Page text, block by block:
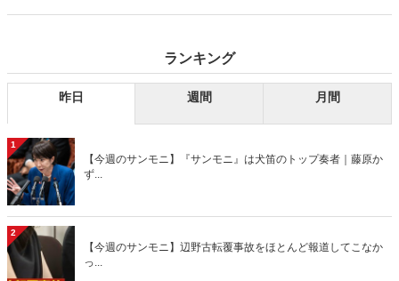
ランキング
昨日 週間 月間
1
【今週のサンモニ】『サンモニ』は犬笛のトップ奏者｜藤原か
ず...
2
【今週のサンモニ】辺野古転覆事故をほとんど報道してこなか
っ...